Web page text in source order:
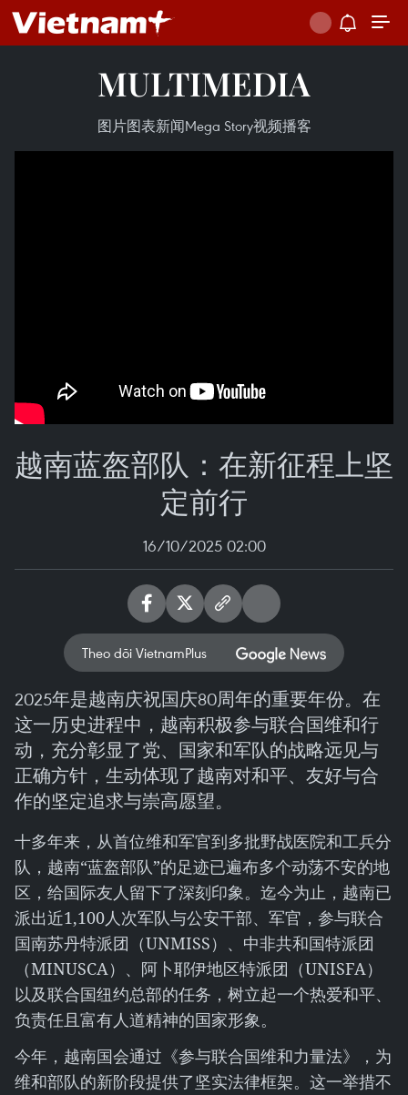
MULTIMEDIA
图片图表新闻Mega Story视频播客
越南蓝盔部队：在新征程上坚
定前行
16/10/2025 02:00
Theo dõi VietnamPlus
2025年是越南庆祝国庆80周年的重要年份。在
这一历史进程中，越南积极参与联合国维和行
动，充分彰显了党、国家和军队的战略远见与
正确方针，生动体现了越南对和平、友好与合
作的坚定追求与崇高愿望。
十多年来，从首位维和军官到多批野战医院和工兵分
队，越南“蓝盔部队”的足迹已遍布多个动荡不安的地
区，给国际友人留下了深刻印象。迄今为止，越南已
派出近1,100人次军队与公安干部、军官，参与联合
国南苏丹特派团（UNMISS）、中非共和国特派团
（MINUSCA）、阿卜耶伊地区特派团（UNISFA）
以及联合国纽约总部的任务，树立起一个热爱和平、
负责任且富有人道精神的国家形象。
今年，越南国会通过《参与联合国维和力量法》，为
维和部队的新阶段提供了坚实法律框架。这一举措不